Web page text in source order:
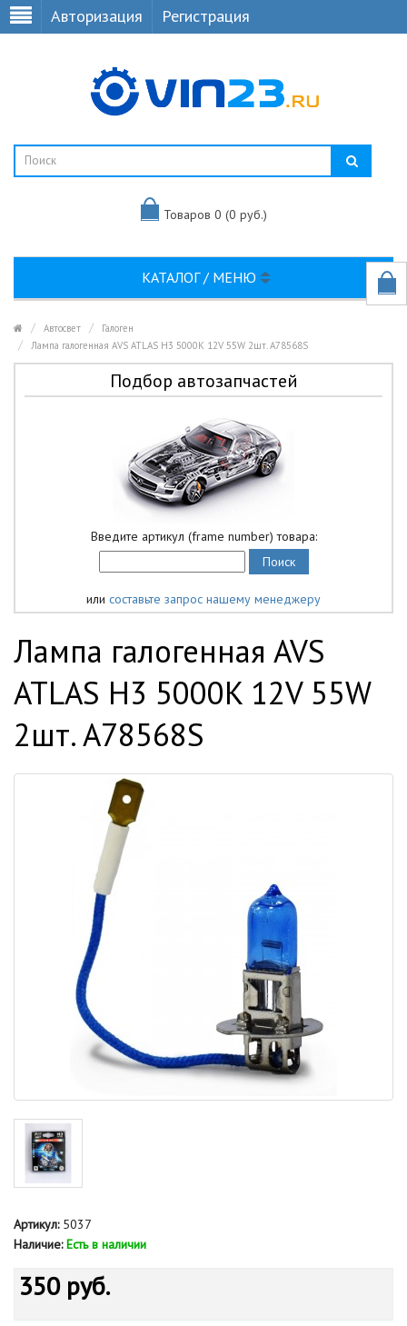
Авторизация Регистрация
Товаров 0 (0 руб.)
КАТАЛОГ / МЕНЮ
Автосвет
Галоген
Лампа галогенная AVS ATLAS H3 5000K 12V 55W 2шт. A78568S
Подбор автозапчастей
Введите артикул (frame number) товара:
или составьте запрос нашему менеджеру
Лампа галогенная AVS
ATLAS H3 5000K 12V 55W
2шт. A78568S
Артикул:5037
Наличие: Есть в наличии
350 руб.